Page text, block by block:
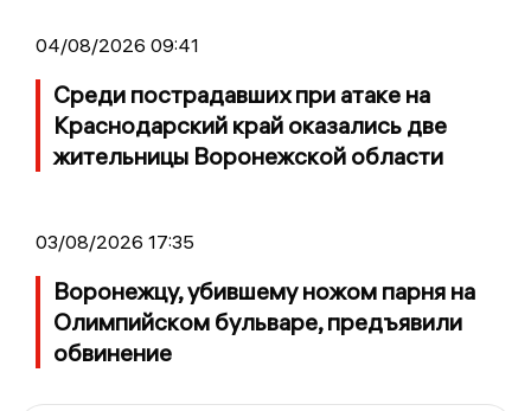
04/08/2026 09:41
Среди пострадавших при атаке на
Краснодарский край оказались две
жительницы Воронежской области
03/08/2026 17:35
Воронежцу, убившему ножом парня на
Олимпийском бульваре, предъявили
обвинение